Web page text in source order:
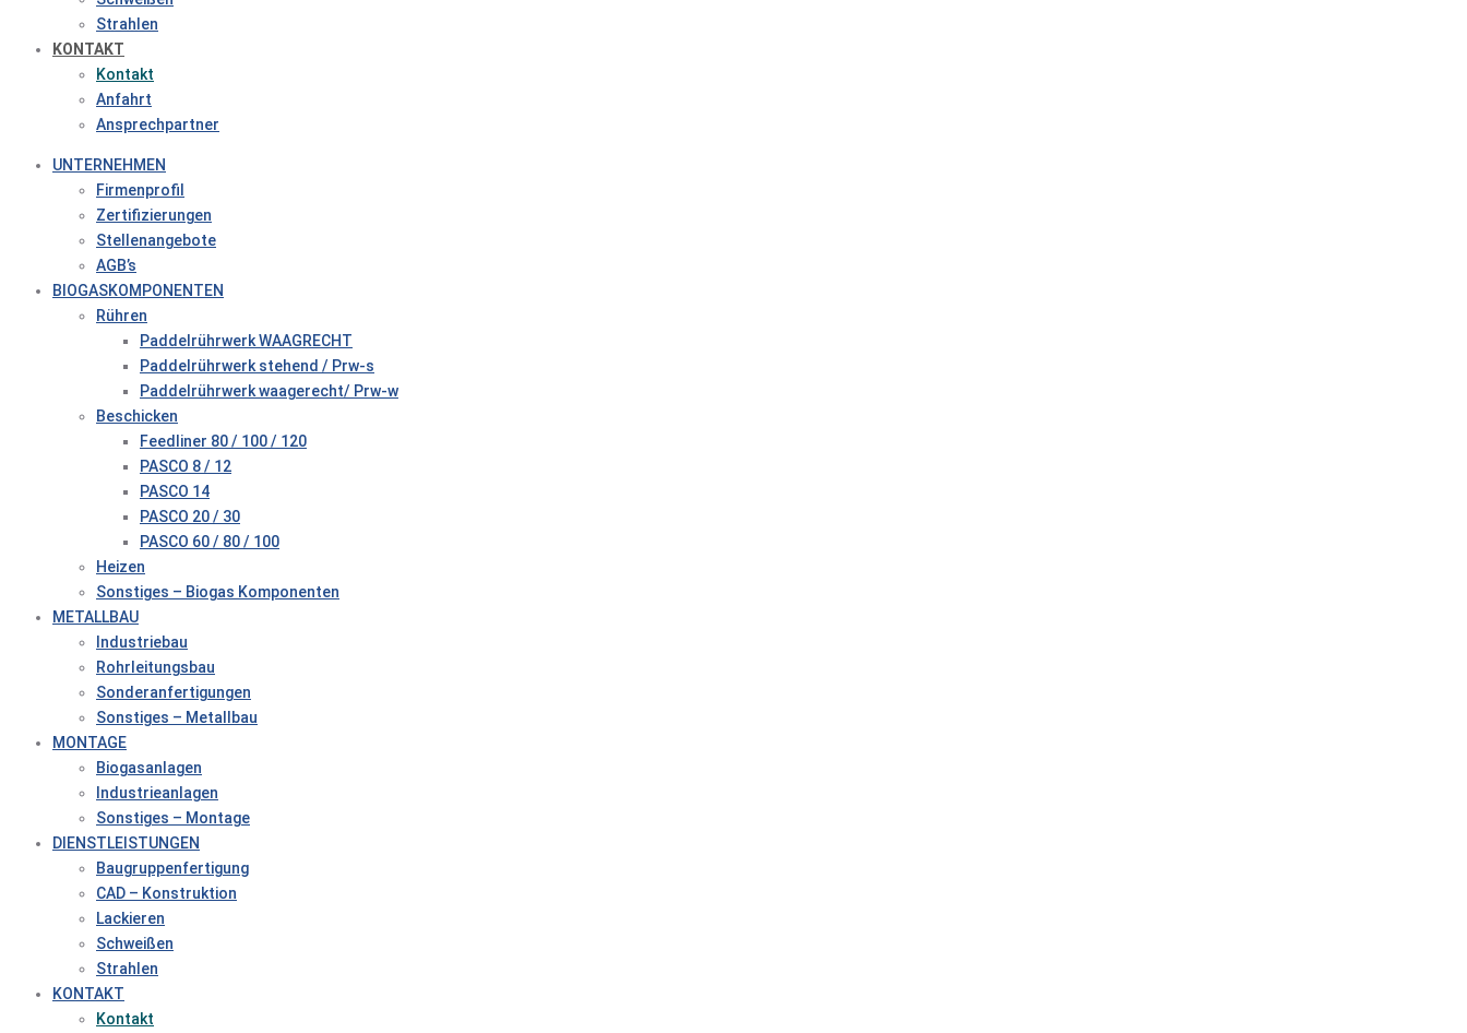
Strahlen
KONTAKT
Kontakt
Anfahrt
Ansprechpartner
UNTERNEHMEN
Firmenprofil
Zertifizierungen
Stellenangebote
AGB’s
BIOGASKOMPONENTEN
Rühren
Paddelrührwerk WAAGRECHT
Paddelrührwerk stehend / Prw-s
Paddelrührwerk waagerecht/ Prw-w
Beschicken
Feedliner 80 / 100 / 120
PASCO 8 / 12
PASCO 14
PASCO 20 / 30
PASCO 60 / 80 / 100
Heizen
Sonstiges – Biogas Komponenten
METALLBAU
Industriebau
Rohrleitungsbau
Sonderanfertigungen
Sonstiges – Metallbau
MONTAGE
Biogasanlagen
Industrieanlagen
Sonstiges – Montage
DIENSTLEISTUNGEN
Baugruppenfertigung
CAD – Konstruktion
Lackieren
Schweißen
Strahlen
KONTAKT
Kontakt